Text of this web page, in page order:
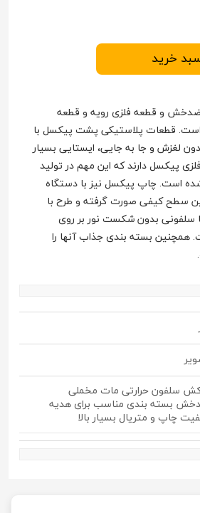
خرید
و قطعه فلزی رویه و قطعه
قطعات پلاستیکی پشت پیکسل با
لغزش و جا به جایی، ایستایی بسیار
پیکسل دارند که این مهم در تولید
است. چاپ پیکسل نیز با دستگاه
سطح کیفی صورت گرفته و طرح با
سلفونی بدون شکست نور بر روی
بسته بندی جذاب آنها را
سلفون حرارتی مات مخملی
بسته بندی مناسب برای هدیه
چاپ و متریال بسیار بالا